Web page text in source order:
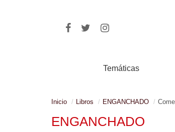
Temáticas
Inicio Libros ENGANCHADO
ENGANCHADO